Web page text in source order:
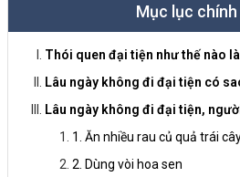
Mục lục chính
Thói quen đại tiện như thế nào
Lâu ngày không đi đại tiện có
Lâu ngày không đi đại tiện,
1. Ăn nhiều rau củ quả trái
2. Dùng vòi hoa sen